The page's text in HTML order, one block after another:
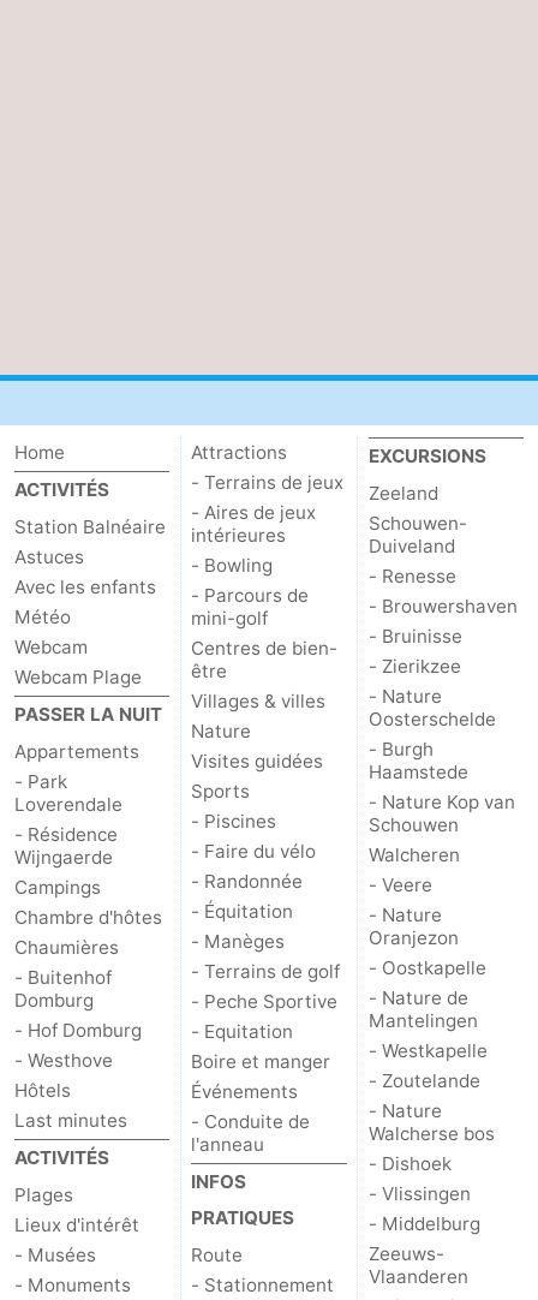
Home
ACTIVITÉS
Station Balnéaire
Astuces
Avec les enfants
Météo
Webcam
Webcam Plage
PASSER LA NUIT
Appartements
- Park
Loverendale
- Résidence
Wijngaerde
Campings
Chambre d'hôtes
Chaumières
- Buitenhof
Domburg
- Hof Domburg
- Westhove
Hôtels
Last minutes
ACTIVITÉS
Plages
Lieux d'intérêt
- Musées
- Monuments
Attractions
- Terrains de jeux
- Aires de jeux
intérieures
- Bowling
- Parcours de
mini-golf
Centres de bien-
être
Villages & villes
Nature
Visites guidées
Sports
- Piscines
- Faire du vélo
- Randonnée
- Équitation
- Manèges
- Terrains de golf
- Peche Sportive
- Equitation
Boire et manger
Événements
- Conduite de
l'anneau
INFOS
PRATIQUES
Route
- Stationnement
EXCURSIONS
Zeeland
Schouwen-
Duiveland
- Renesse
- Brouwershaven
- Bruinisse
- Zierikzee
- Nature
Oosterschelde
- Burgh
Haamstede
- Nature Kop van
Schouwen
Walcheren
- Veere
- Nature
Oranjezon
- Oostkapelle
- Nature de
Mantelingen
- Westkapelle
- Zoutelande
- Nature
Walcherse bos
- Dishoek
- Vlissingen
- Middelburg
Zeeuws-
Vlaanderen